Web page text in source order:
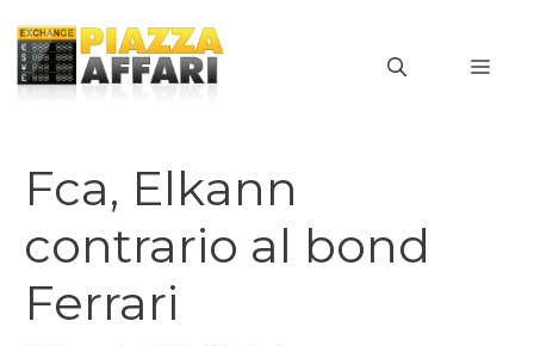
contenuto
Fca, Elkann
contrario al bond
Ferrari